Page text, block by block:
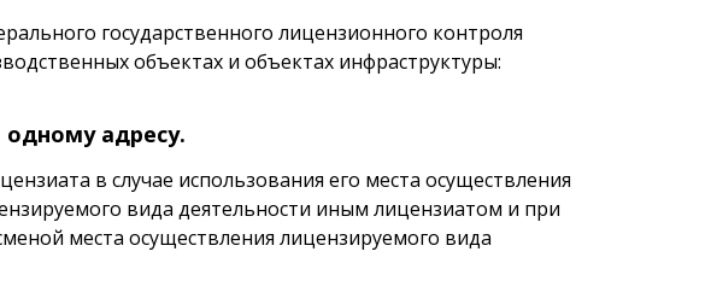
государственного лицензионного контроля
объектах и объектах инфраструктуры:
адресу.
в случае использования его места осуществления
вида деятельности иным лицензиатом и при
места осуществления лицензируемого вида